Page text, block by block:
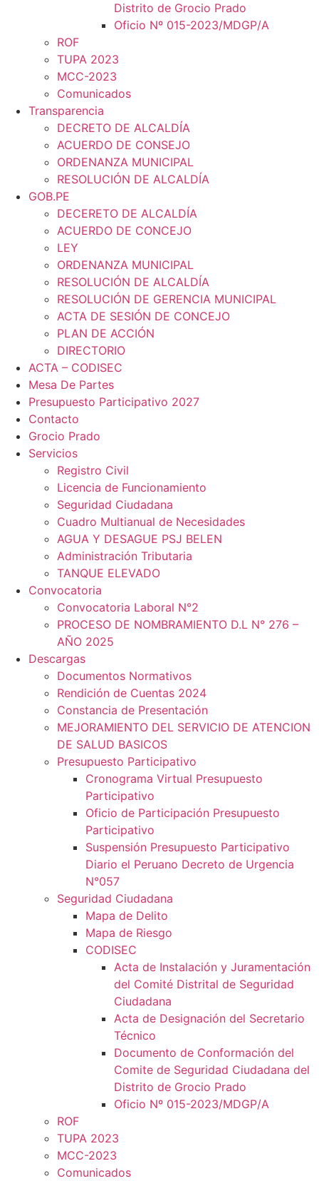
Distrito de Grocio Prado
Oficio Nº 015-2023/MDGP/A
ROF
TUPA 2023
MCC-2023
Comunicados
Transparencia
DECRETO DE ALCALDÍA
ACUERDO DE CONSEJO
ORDENANZA MUNICIPAL
RESOLUCIÓN DE ALCALDÍA
GOB.PE
DECERETO DE ALCALDÍA
ACUERDO DE CONCEJO
LEY
ORDENANZA MUNICIPAL
RESOLUCIÓN DE ALCALDÍA
RESOLUCIÓN DE GERENCIA MUNICIPAL
ACTA DE SESIÓN DE CONCEJO
PLAN DE ACCIÓN
DIRECTORIO
ACTA – CODISEC
Mesa De Partes
Presupuesto Participativo 2027
Contacto
Grocio Prado
Servicios
Registro Civil
Licencia de Funcionamiento
Seguridad Ciudadana
Cuadro Multianual de Necesidades
AGUA Y DESAGUE PSJ BELEN
Administración Tributaria
TANQUE ELEVADO
Convocatoria
Convocatoria Laboral N°2
PROCESO DE NOMBRAMIENTO D.L N° 276 –
AÑO 2025
Descargas
Documentos Normativos
Rendición de Cuentas 2024
Constancia de Presentación
MEJORAMIENTO DEL SERVICIO DE ATENCION
DE SALUD BASICOS
Presupuesto Participativo
Cronograma Virtual Presupuesto
Participativo
Oficio de Participación Presupuesto
Participativo
Suspensión Presupuesto Participativo
Diario el Peruano Decreto de Urgencia
N°057
Seguridad Ciudadana
Mapa de Delito
Mapa de Riesgo
CODISEC
Acta de Instalación y Juramentación
del Comité Distrital de Seguridad
Ciudadana
Acta de Designación del Secretario
Técnico
Documento de Conformación del
Comite de Seguridad Ciudadana del
Distrito de Grocio Prado
Oficio Nº 015-2023/MDGP/A
ROF
TUPA 2023
MCC-2023
Comunicados